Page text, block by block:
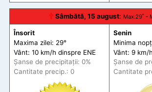
🕆 Sâmbătă, 15 august: Max:29˚ -
Însorit
Maxima zilei: 29°
Vânt: 10 km/h dinspre ENE
Șanse de precipitații: 0%
Cantitate precip.: 0
Senin
Minima
Vânt: 9 km/
Șanse de
Cantitate